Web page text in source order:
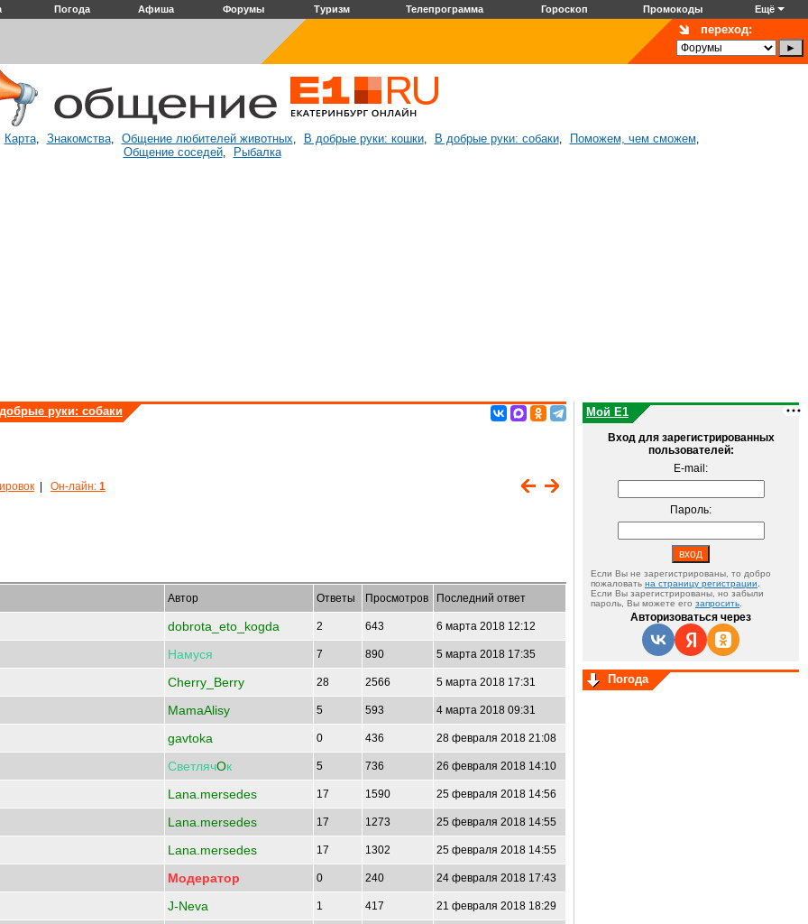
Погода Афиша Форумы Туризм Телепрограмма Гороскоп Промокоды Ещё
переход:
Карта, Знакомства, Общение любителей животных, В добрые руки: кошки, В добрые руки: собаки, Поможем, чем сможем,
Общение соседей, Рыбалка
руки: собаки
Он-лайн: 1
Автор Ответы Просмотров Последний ответ
dobrota_eto_kogda 2 643 6 марта 2018 12:12
Намуся 7 890 5 марта 2018 17:35
Cherry_Berry 28 2566 5 марта 2018 17:31
MamaAlisy 5 593 4 марта 2018 09:31
gavtoka 0 436 28 февраля 2018 21:08
СветлячOк 5 736 26 февраля 2018 14:10
Lana.mersedes 17 1590 25 февраля 2018 14:56
Lana.mersedes 17 1273 25 февраля 2018 14:55
Lana.mersedes 17 1302 25 февраля 2018 14:55
Модератор 0 240 24 февраля 2018 17:43
J-Neva 1 417 21 февраля 2018 18:29
Мой E1
Вход для зарегистрированных
пользователей:
E-mail:
Пароль:
Если Вы не зарегистрированы, то добро
пожаловать на страницу регистрации
Если Вы зарегистрированы, но забыли
пароль, Вы можете его запросить
Авторизоваться через
Погода